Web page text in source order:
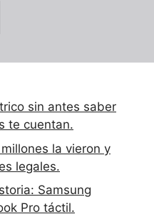
sin antes saber
te cuentan.
millones la vieron y
legales.
Samsung
Pro táctil.